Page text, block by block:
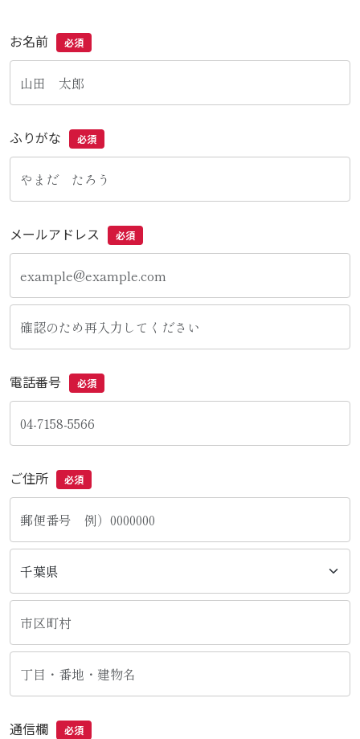
お名前 必須
ふりがな 必須
メールアドレス 必須
電話番号 必須
ご住所 必須
通信欄 必須